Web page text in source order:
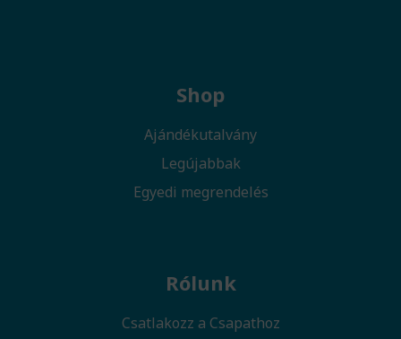
Shop
Ajándékutalvány
Legújabbak
Egyedi megrendelés
Rólunk
Csatlakozz a Csapathoz